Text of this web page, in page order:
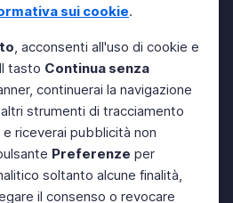
sui cookie.
, acconsenti all'uso di cookie e
tasto Continua senza
continuerai la navigazione
strumenti di tracciamento
riceverai pubblicità non
Preferenze per
soltanto alcune finalità,
il consenso o revocare